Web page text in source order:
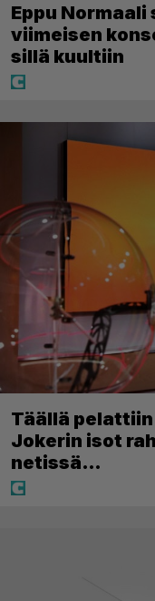
Eppu
viimeisen
sillä kuultiin
Täällä
Jokerin isot
netissä…